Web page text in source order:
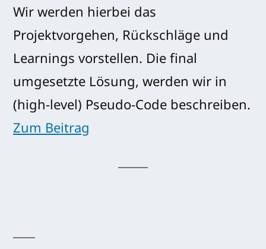
Wir werden hierbei das
Projektvorgehen, Rückschläge und
Learnings vorstellen. Die final
umgesetzte Lösung, werden wir in
(high-level) Pseudo-Code beschreiben.
Zum Beitrag